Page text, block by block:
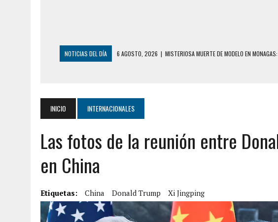
NOTICIAS DEL DÍA 6 AGOSTO, 2026 | MISTERIOSA MUERTE DE MODELO EN
5 AGOSTO, 2026 | HORROR EN BARINAS: UN HOMBRE INDUJO AL SUICIDIO A UNA
3 AGOSTO, 2026
LA INCREÍBLE FORMA EN LA QUE SOBREVIVIÓ UN HOMBRE Y SU
EDIFICIO PETUNIA
7 AGOSTO, 2026
7 AGOSTO, 2026 | YARACUY: ASESINARON DOS HOMBRES EL MISMO DÍA EN SECTORES
7 AGOSTO, 2026 | LOCALIZARON CUERPO DE ‘LA SEÑORA DE LAS UÑAS BONITAS’ 42
INICIO INTERNACIONALES
Las fotos de la reunión entre
en China
Etiquetas: China Donald Trump Xi Jingping